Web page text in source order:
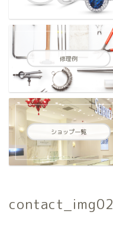
修理例
ショップ一覧
contact_img02